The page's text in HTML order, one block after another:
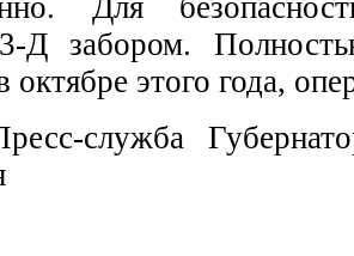
Д забором.
октябре этого года,
служба